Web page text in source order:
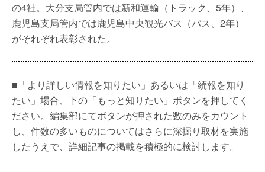
の4社。大分支局管内では新和運輸（トラック、5年）、
鹿児島支局管内では鹿児島中央観光バス（バス、2年）
がそれぞれ表彰された。
■「より詳しい情報を知りたい」あるいは「続報を知り
たい」場合、下の「もっと知りたい」ボタンを押してく
ださい。編集部にてボタンが押された数のみをカウント
し、件数の多いものについてはさらに深掘り取材を実施
したうえで、詳細記事の掲載を積極的に検討します。